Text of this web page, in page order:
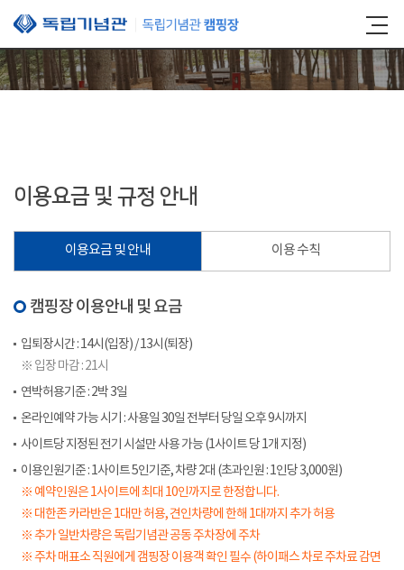
본문 바로가기
이용요금 및 규정 안내
이용요금 및 안내 이용 수칙
캠핑장 이용안내 및 요금
입퇴장시간 : 14시(입장) / 13시(퇴장)
※ 입장 마감 : 21시
연박허용기준 : 2박 3일
온라인예약 가능 시기 : 사용일 30일 전부터 당일 오후 9시까지
사이트당 지정된 전기 시설만 사용 가능 (1사이트 당 1개 지정)
이용인원기준 : 1사이트 5인기준, 차량 2대 (초과인원 : 1인당 3,000원)
※ 예약인원은 1사이트에 최대 10인까지로 한정합니다.
※ 대한존 카라반은 1대만 허용, 견인차량에 한해 1대까지 추가 허용
※ 추가 일반차량은 독립기념관 공동 주차장에 주차
※ 주차 매표소 직원에게 갬핑장 이용객 확인 필수 (하이패스 차로 주차료 감면